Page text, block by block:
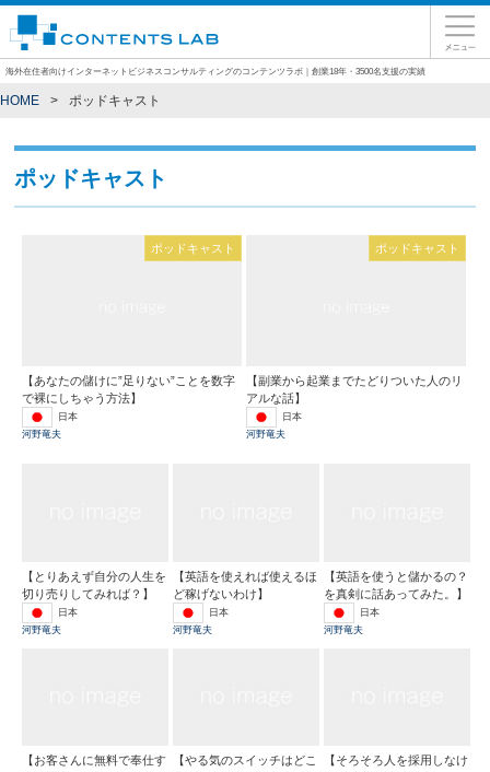
海外在住者向けインターネットビジネスコンサルティングのコンテンツラボ｜創業18年・3500名支援の実績
HOME ポッドキャスト
ポッドキャスト
ポッドキャスト
【あなたの儲けに”足りない”ことを数字
で裸にしちゃう方法】
日本
河野竜夫
ポッドキャスト
【副業から起業までたどりついた人のリ
アルな話】
日本
河野竜夫
【とりあえず自分の人生を
切り売りしてみれば？】
日本
河野竜夫
【英語を使えれば使えるほ
ど稼げないわけ】
日本
河野竜夫
【英語を使うと儲かるの？
を真剣に話あってみた。】
日本
河野竜夫
【お客さんに無料で奉仕す
【やる気のスイッチはどこ
【そろそろ人を採用しなけ